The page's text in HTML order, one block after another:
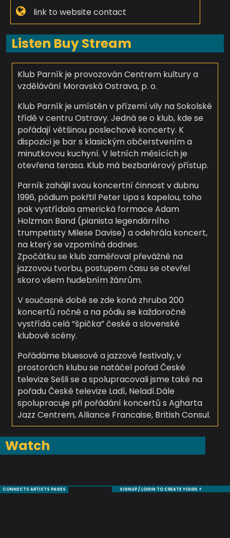
link to website contact
Listen Buy Stream
Klub Parník je provozován Centrem kultury a
vzdělávání Moravská Ostrava, p. o.
Klub Parník je umístěn v přízemí vily na Sokolské
třídě v centru Ostravy. Jedná se o klub, kde se
pořádají většinou poslechové koncerty. K
dispozici je bar s klasickým občerstvením a
minutkovou kuchyní. V letních měsících je
otevřena terasa. Klub má bezbariérový přístup.
Parník zahájil svou koncertní činnost v dubnu
1996, pódium pokřtil Peter Lipa s kapelou, toho
pak vystřídala americká formace Adam
Holzman Band (pianista legendárního
trumpetisty Milese Davise) a odehrála koncert,
na který se vzpomíná dodnes.
Zpočátku se klub zaměřoval převážně na
jazzovou tvorbu, postupem času se otevřel
skoro všem hudebním žánrům.
V současné době se zde koná zhruba 200
koncertů ročně a na pódiu se každoročně
vystřídá celá “špička” české a slovenské
klubové scény.
Pořádáme bluesové a jazzové festivaly, v
prostorách klubu se natáčel pořad České
televize Sešli se a spolupracovali jsme také na
pořadu České televize Ladí, Neladí.Dále
spolupracuje při pořádání koncertů s Agharta
Jazz Centrem, Alliance Francaise, British Consul.
Watch
CONNECTS ARTISTS PAGES SIGNUP / LOGIN TO CREATE YOURS +